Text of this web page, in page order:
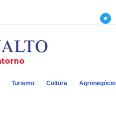
Turismo Cultura Agronegócio